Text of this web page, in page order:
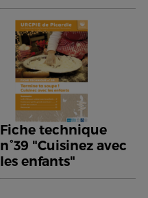
Fiche technique
n°39 "Cuisinez avec
les enfants"